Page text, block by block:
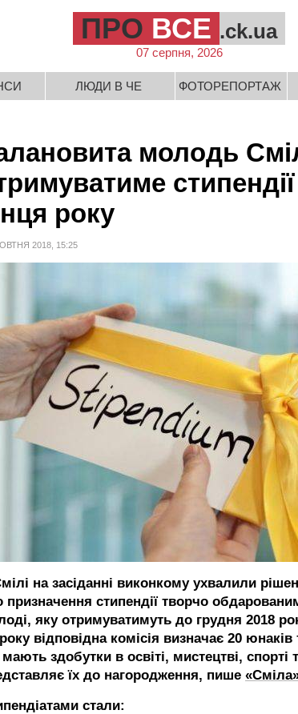
ПРО ВСЕ .ck.ua
07 серпня, 2026
ЛЮДИ В ЧЕ ФОТОРЕПОРТАЖ
молодь
року
2018, 15:25
на засіданні виконкому ухвалили
призначення стипендії творчо
яку отримуватимуть до грудня 2018
відповідна комісія визначає 20 юнаків
мають здобутки в освіті, мистецтві, спорті
їх до нагородження, пише
стали: